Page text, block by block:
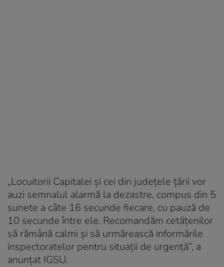
„Locuitorii Capitalei şi cei din judeţele ţării vor
auzi semnalul alarmă la dezastre, compus din 5
sunete a câte 16 secunde fiecare, cu pauză de
10 secunde între ele. Recomandăm cetăţenilor
să rămână calmi şi să urmărească informările
inspectoratelor pentru situaţii de urgenţă”, a
anunțat IGSU.